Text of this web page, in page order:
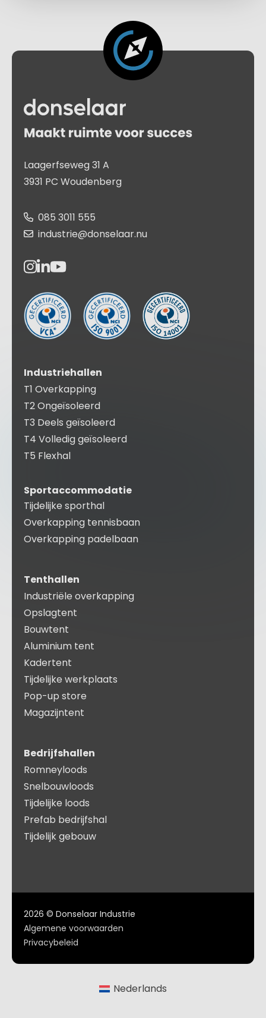
Laagerfseweg 31 A
3931 PC Woudenberg
085 3011 555
industrie@donselaar.nu
Industriehallen
T1 Overkapping
T2 Ongeïsoleerd
T3 Deels geïsoleerd
T4 Volledig geïsoleerd
T5 Flexhal
Sportaccommodatie
Tijdelijke sporthal
Overkapping tennisbaan
Overkapping padelbaan
Tenthallen
Industriële overkapping
Opslagtent
Bouwtent
Aluminium tent
Kadertent
Tijdelijke werkplaats
Pop-up store
Magazijntent
Bedrijfshallen
Romneyloods
Snelbouwloods
Tijdelijke loods
Prefab bedrijfshal
Tijdelijk gebouw
2026 © Donselaar Industrie
Algemene voorwaarden
Privacybeleid
Nederlands